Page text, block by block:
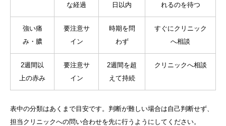
な経過
日以内
れるのを待つ
強い痛
み・膿
要注意サ
イン
時期を問
わず
すぐにクリニック
へ相談
2週間以
上の赤み
要注意サ
イン
2週間を超
えて持続
クリニックへ相談
表中の分類はあくまで目安です。判断が難しい場合は自己判断せず、
担当クリニックへの問い合わせを先に行うようにしてください。